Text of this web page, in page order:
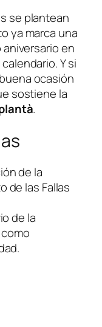
se plantean
ya marca una
en
Y si
ocasión
sostiene la
.
de la
de las Fallas
de la